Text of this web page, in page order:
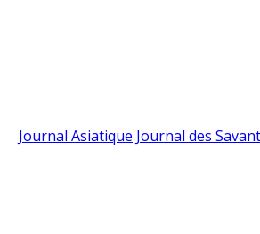
Journal Asiatique Journal des